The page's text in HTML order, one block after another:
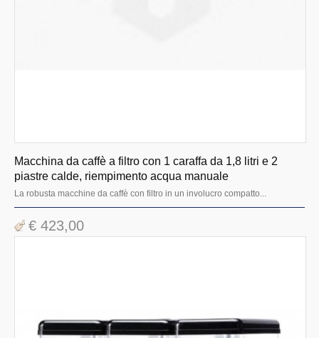
Macchina da caffè a filtro con 1 caraffa da 1,8 litri e 2
piastre calde, riempimento acqua manuale
La robusta macchine da caffè con filtro in un involucro compatto...
€ 423,00